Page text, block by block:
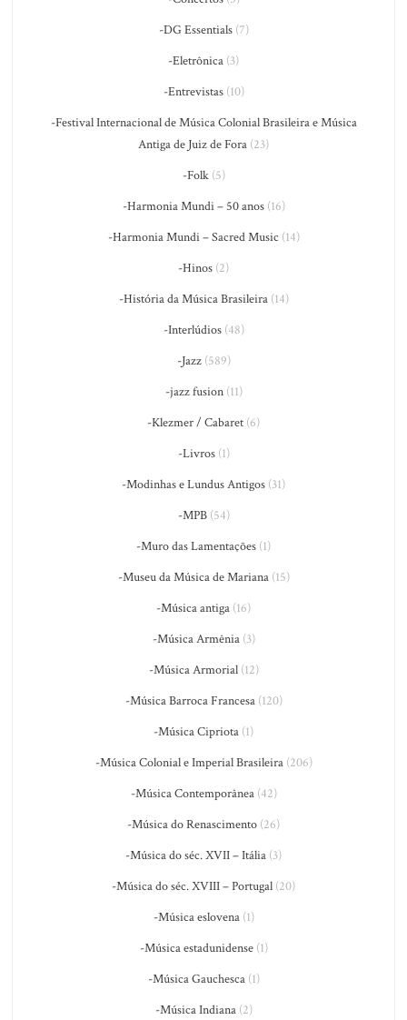
-DG Essentials(7)
-Eletrônica (3)
-Entrevistas(10)
-Festival Internacional de Música Colonial Brasileira e Música
Antiga de Juiz de Fora (23)
-Folk(5)
-Harmonia Mundi – 50 anos(16)
-Harmonia Mundi – Sacred Music (14)
-Hinos (2)
-História da Música Brasileira(14)
-Interlúdios(48)
-Jazz(589)
-jazz fusion(11)
-Klezmer / Cabaret (6)
-Livros(1)
-Modinhas e Lundus Antigos (31)
-MPB(54)
-Muro das Lamentações (1)
-Museu da Música de Mariana(15)
-Música antiga (16)
-Música Armênia(3)
-Música Armorial(12)
-Música Barroca Francesa(120)
-Música Cipriota (1)
-Música Colonial e Imperial Brasileira(206)
-Música Contemporânea(42)
-Música do Renascimento (26)
-Música do séc. XVII – Itália (3)
-Música do séc. XVIII – Portugal (20)
-Música eslovena(1)
-Música estadunidense(1)
-Música Gauchesca(1)
-Música Indiana(2)